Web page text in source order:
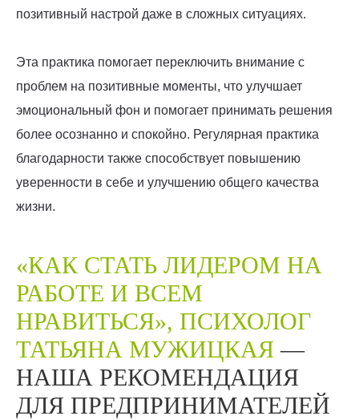
позитивный настрой даже в сложных ситуациях.
Эта практика помогает переключить внимание с
проблем на позитивные моменты, что улучшает
эмоциональный фон и помогает принимать решения
более осознанно и спокойно. Регулярная практика
благодарности также способствует повышению
уверенности в себе и улучшению общего качества
жизни.
«КАК СТАТЬ ЛИДЕРОМ НА
РАБОТЕ И ВСЕМ
НРАВИТЬСЯ», ПСИХОЛОГ
ТАТЬЯНА МУЖИЦКАЯ —
НАША РЕКОМЕНДАЦИЯ
ДЛЯ ПРЕДПРИНИМАТЕЛЕЙ